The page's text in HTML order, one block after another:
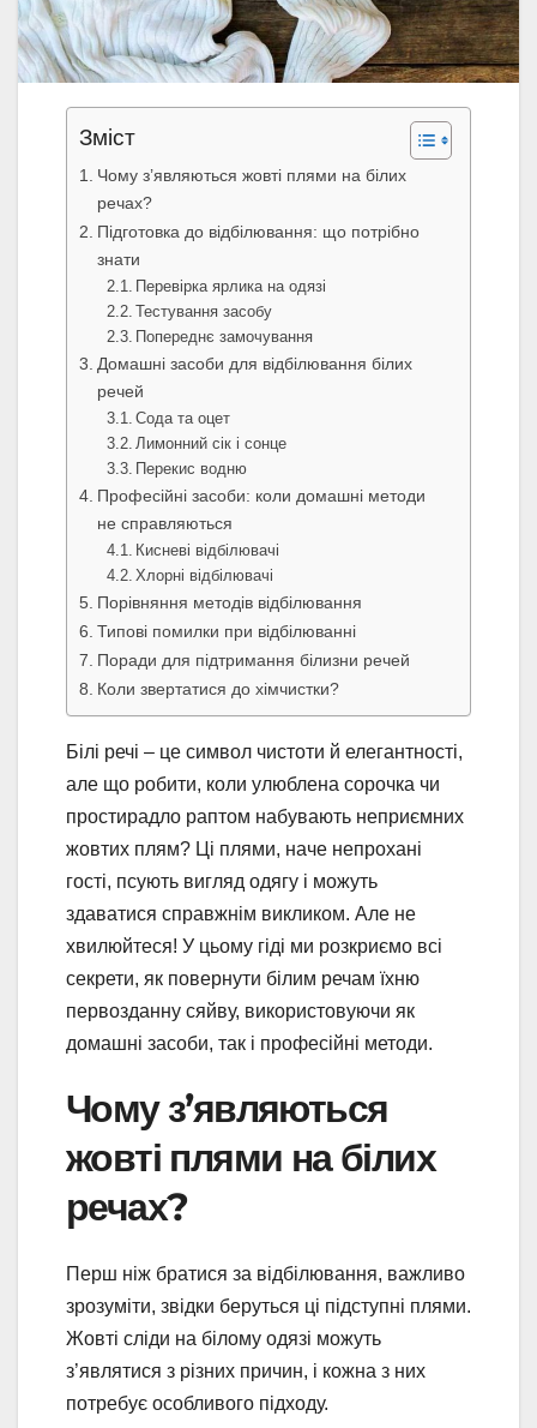
Зміст
Чому з’являються жовті плями на білих
речах?
Підготовка до відбілювання: що потрібно
знати
Перевірка ярлика на одязі
Тестування засобу
Попереднє замочування
Домашні засоби для відбілювання білих
речей
Сода та оцет
Лимонний сік і сонце
Перекис водню
Професійні засоби: коли домашні методи
не справляються
Кисневі відбілювачі
Хлорні відбілювачі
Порівняння методів відбілювання
Типові помилки при відбілюванні
Поради для підтримання білизни речей
Коли звертатися до хімчистки?
Білі речі – це символ чистоти й елегантності,
але що робити, коли улюблена сорочка чи
простирадло раптом набувають неприємних
жовтих плям? Ці плями, наче непрохані
гості, псують вигляд одягу і можуть
здаватися справжнім викликом. Але не
хвилюйтеся! У цьому гіді ми розкриємо всі
секрети, як повернути білим речам їхню
первозданну сяйву, використовуючи як
домашні засоби, так і професійні методи.
Чому з’являються
жовті плями на білих
речах?
Перш ніж братися за відбілювання, важливо
зрозуміти, звідки беруться ці підступні плями.
Жовті сліди на білому одязі можуть
з’являтися з різних причин, і кожна з них
потребує особливого підходу.